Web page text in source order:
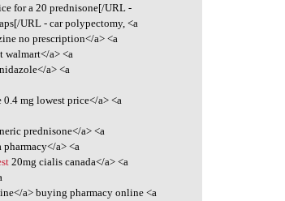
for a 20 prednisone[/URL -
URL - car polypectomy, <a
no prescription</a> <a
walmart</a> <a
a> <a
mg lowest price</a> <a
prednisone</a> <a
pharmacy</a> <a
20mg cialis canada</a> <a
a> buying pharmacy online <a